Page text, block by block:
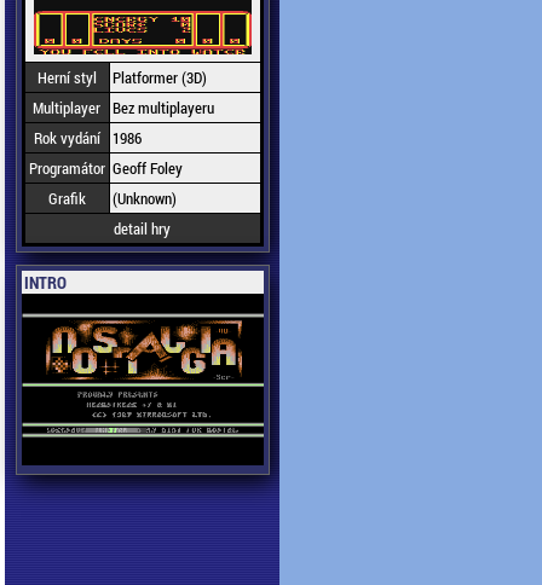
Herní styl
Platformer (3D)
Multiplayer Bez multiplayeru
Rok vydání
1986
Programátor Geoff Foley
Grafik
(Unknown)
detail hry
INTRO